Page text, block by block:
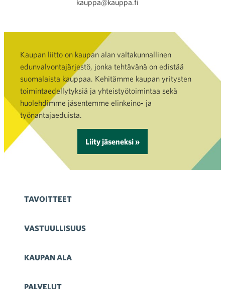
kauppa@kauppa.fi
Kaupan liitto on kaupan alan valtakunnallinen
edunvalvontajärjestö, jonka tehtävänä on edistää
suomalaista kauppaa. Kehitämme kaupan yritysten
toimintaedellytyksiä ja yhteistyötoimintaa sekä
huolehdimme jäsentemme elinkeino- ja
työnantajaeduista.
Liity jäseneksi »
TAVOITTEET
VASTUULLISUUS
KAUPAN ALA
PALVELUT